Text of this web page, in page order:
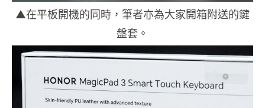
▲在平板開機的同時，筆者亦為大家開箱附送的鍵
盤套。